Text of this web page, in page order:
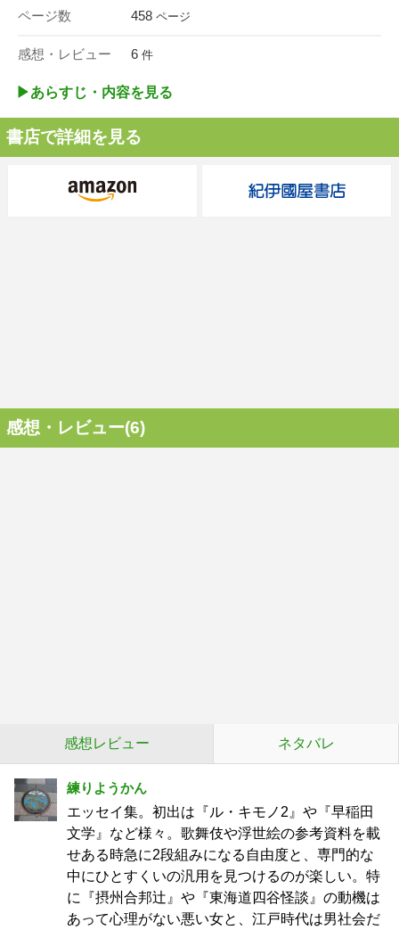
ページ数 458 ページ
感想・レビュー 6 件
▶︎あらすじ・内容を見る
書店で詳細を見る
感想・レビュー(6)
感想レビュー ネタバレ
練りようかん
エッセイ集。初出は『ル・キモノ2』や『早稲田
文学』など様々。歌舞伎や浮世絵の参考資料を載
せある時急に2段組みになる自由度と、専門的な
中にひとすくいの汎用を見つけるのが楽しい。特
に『摂州合邦辻』や『東海道四谷怪談』の動機は
あって心理がない悪い女と、江戸時代は男社会だ